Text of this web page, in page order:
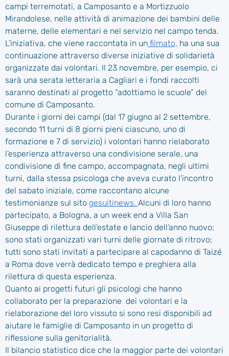
campi terremotati, a Camposanto e a Mortizzuolo
Mirandolese, nelle attività di animazione dei bambini delle
materne, delle elementari e nel servizio nel campo tenda.
L’iniziativa, che viene raccontata in un filmato, ha una sua
continuazione attraverso diverse iniziative di solidarietà
organizzate dai volontari. Il 23 novembre, per esempio, ci
sarà una serata letteraria a Cagliari e i fondi raccolti
saranno destinati al progetto “adottiamo le scuole” del
comune di Camposanto.
Durante i giorni dei campi (dal 17 giugno al 2 settembre,
secondo 11 turni di 8 giorni pieni ciascuno, uno di
formazione e 7 di servizio) i volontari hanno rielaborato
l’esperienza attraverso una condivisione serale, una
condivisione di fine campo, accompagnata, negli ultimi
turni, dalla stessa psicologa che aveva curato l’incontro
del sabato iniziale, come raccontano alcune
testimonianze sul sito gesuitinews. Alcuni di loro hanno
partecipato, a Bologna, a un week end a Villa San
Giuseppe di rilettura dell’estate e lancio dell’anno nuovo;
sono stati organizzati vari turni delle giornate di ritrovo;
tutti sono stati invitati a partecipare al capodanno di Taizé
a Roma dove verrà dedicato tempo e preghiera alla
rilettura di questa esperienza.
Quanto ai progetti futuri gli psicologi che hanno
collaborato per la preparazione dei volontari e la
rielaborazione del loro vissuto si sono resi disponibili ad
aiutare le famiglie di Camposanto in un progetto di
riflessione sulla genitorialità.
Il bilancio statistico dice che la maggior parte dei volontari